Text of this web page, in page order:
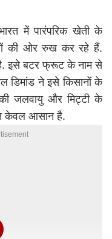
में पारंपरिक खेती के
की ओर रुख कर रहे हैं.
इसे बटर फ्रूट के नाम से
डिमांड ने इसे किसानों के
जलवायु और मिट्टी के
न केवल आसान है.